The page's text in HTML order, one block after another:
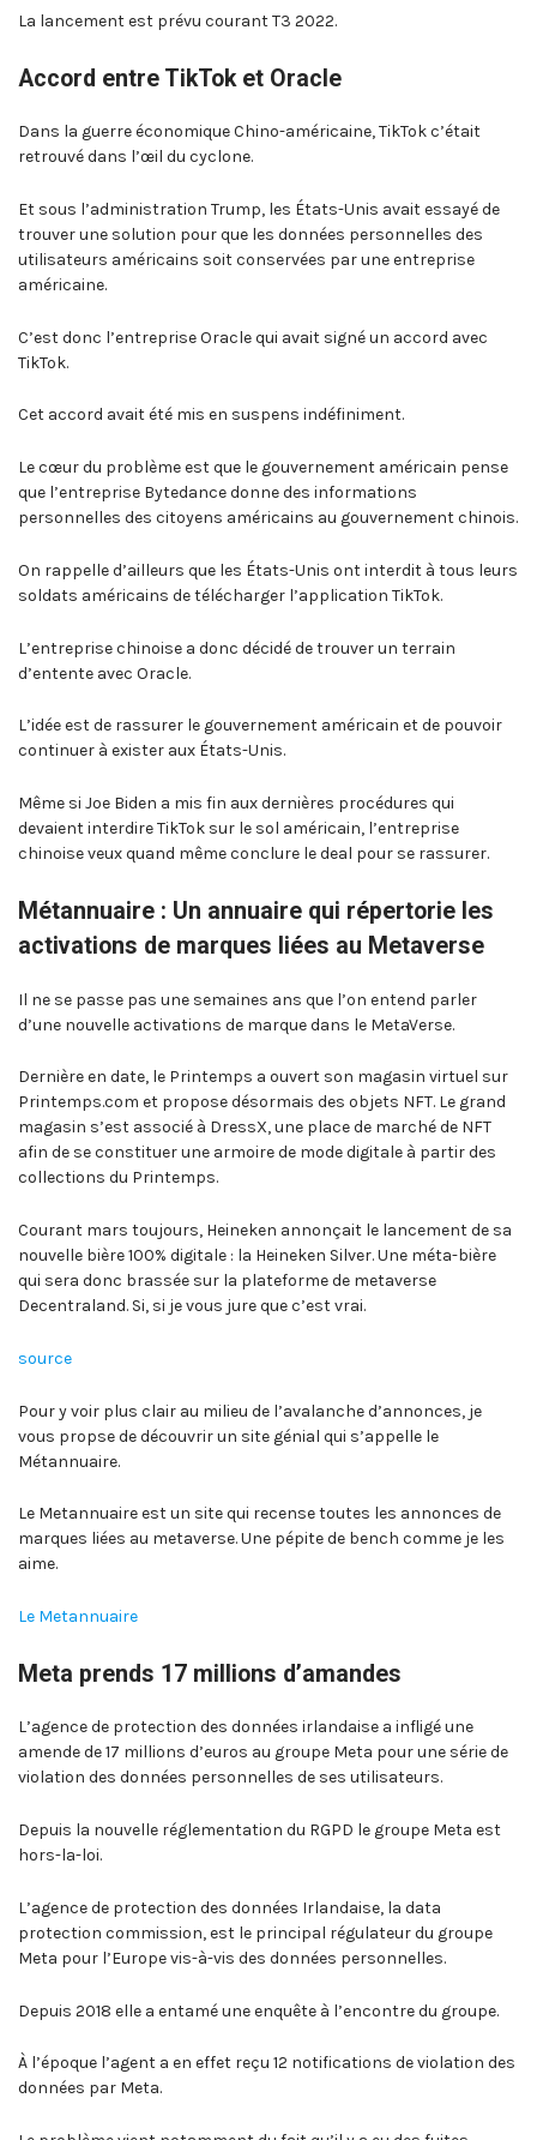
La lancement est prévu courant T3 2022.
Accord entre TikTok et Oracle
Dans la guerre économique Chino-américaine, TikTok c’était
retrouvé dans l’œil du cyclone.
Et sous l’administration Trump, les États-Unis avait essayé de
trouver une solution pour que les données personnelles des
utilisateurs américains soit conservées par une entreprise
américaine.
C’est donc l’entreprise Oracle qui avait signé un accord avec
TikTok.
Cet accord avait été mis en suspens indéfiniment.
Le cœur du problème est que le gouvernement américain pense
que l’entreprise Bytedance donne des informations
personnelles des citoyens américains au gouvernement chinois.
On rappelle d’ailleurs que les États-Unis ont interdit à tous leurs
soldats américains de télécharger l’application TikTok.
L’entreprise chinoise a donc décidé de trouver un terrain
d’entente avec Oracle.
L’idée est de rassurer le gouvernement américain et de pouvoir
continuer à exister aux États-Unis.
Même si Joe Biden a mis fin aux dernières procédures qui
devaient interdire TikTok sur le sol américain, l’entreprise
chinoise veux quand même conclure le deal pour se rassurer.
Métannuaire : Un annuaire qui répertorie les
activations de marques liées au Metaverse
Il ne se passe pas une semaines ans que l’on entend parler
d’une nouvelle activations de marque dans le MetaVerse.
Dernière en date, le Printemps a ouvert son magasin virtuel sur
Printemps.com et propose désormais des objets NFT. Le grand
magasin s’est associé à DressX, une place de marché de NFT
afin de se constituer une armoire de mode digitale à partir des
collections du Printemps.
Courant mars toujours, Heineken annonçait le lancement de sa
nouvelle bière 100% digitale : la Heineken Silver. Une méta-bière
qui sera donc brassée sur la plateforme de metaverse
Decentraland. Si, si je vous jure que c’est vrai.
source
Pour y voir plus clair au milieu de l’avalanche d’annonces, je
vous propse de découvrir un site génial qui s’appelle le
Métannuaire.
Le Metannuaire est un site qui recense toutes les annonces de
marques liées au metaverse. Une pépite de bench comme je les
aime.
Le Metannuaire
Meta prends 17 millions d’amandes
L’agence de protection des données irlandaise a infligé une
amende de 17 millions d’euros au groupe Meta pour une série de
violation des données personnelles de ses utilisateurs.
Depuis la nouvelle réglementation du RGPD le groupe Meta est
hors-la-loi.
L’agence de protection des données Irlandaise, la data
protection commission, est le principal régulateur du groupe
Meta pour l’Europe vis-à-vis des données personnelles.
Depuis 2018 elle a entamé une enquête à l’encontre du groupe.
À l’époque l’agent a en effet reçu 12 notifications de violation des
données par Meta.